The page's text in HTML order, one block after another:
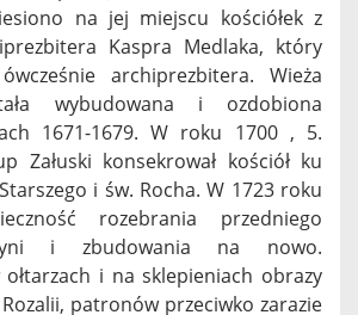
na jej miejscu kościółek z
Kaspra Medlaka, który
archiprezbitera. Wieża
wybudowana i ozdobiona
1671-1679. W roku 1700 , 5.
Załuski konsekrował kościół ku
i św. Rocha. W 1723 roku
rozebrania przedniego
i zbudowania na nowo.
ołtarzach i na sklepieniach obrazy
patronów przeciwko zarazie